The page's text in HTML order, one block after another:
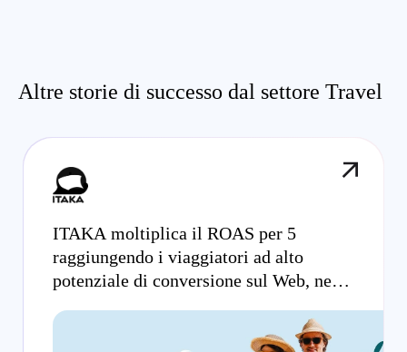
Altre storie di successo dal settore Travel
ITAKA moltiplica il ROAS per 5
raggiungendo i viaggiatori ad alto
potenziale di conversione sul Web, nelle